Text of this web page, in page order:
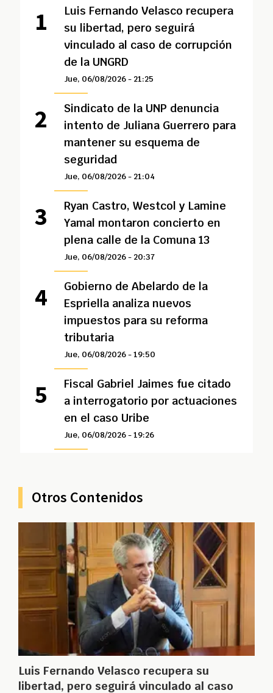
Luis Fernando Velasco recupera
su libertad, pero seguirá
vinculado al caso de corrupción
de la UNGRD
Jue, 06/08/2026 - 21:25
Sindicato de la UNP denuncia
intento de Juliana Guerrero para
mantener su esquema de
seguridad
Jue, 06/08/2026 - 21:04
Ryan Castro, Westcol y Lamine
Yamal montaron concierto en
plena calle de la Comuna 13
Jue, 06/08/2026 - 20:37
Gobierno de Abelardo de la
Espriella analiza nuevos
impuestos para su reforma
tributaria
Jue, 06/08/2026 - 19:50
Fiscal Gabriel Jaimes fue citado
a interrogatorio por actuaciones
en el caso Uribe
Jue, 06/08/2026 - 19:26
Otros Contenidos
Luis Fernando Velasco recupera su
libertad, pero seguirá vinculado al caso